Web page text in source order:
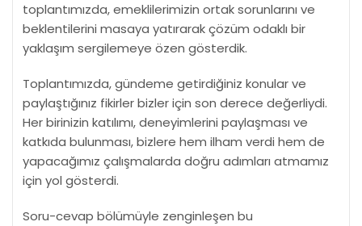
toplantımızda, emeklilerimizin ortak sorunlarını ve
beklentilerini masaya yatırarak çözüm odaklı bir
yaklaşım sergilemeye özen gösterdik.
Toplantımızda, gündeme getirdiğiniz konular ve
paylaştığınız fikirler bizler için son derece değerliydi.
Her birinizin katılımı, deneyimlerini paylaşması ve
katkıda bulunması, bizlere hem ilham verdi hem de
yapacağımız çalışmalarda doğru adımları atmamız
için yol gösterdi.
Soru-cevap bölümüyle zenginleşen bu